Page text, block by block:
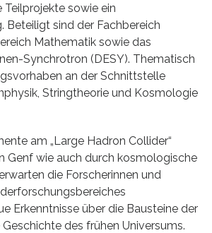
sowie ein
Beteiligt sind der Fachbereich
Mathematik sowie das
Synchrotron (DESY). Thematisch
an der Schnittstelle
Stringtheorie und Kosmologie
am „Large Hadron Collider“
Genf wie auch durch kosmologische
die Forscherinnen und
Erkenntnisse über die Bausteine der
des frühen Universums.